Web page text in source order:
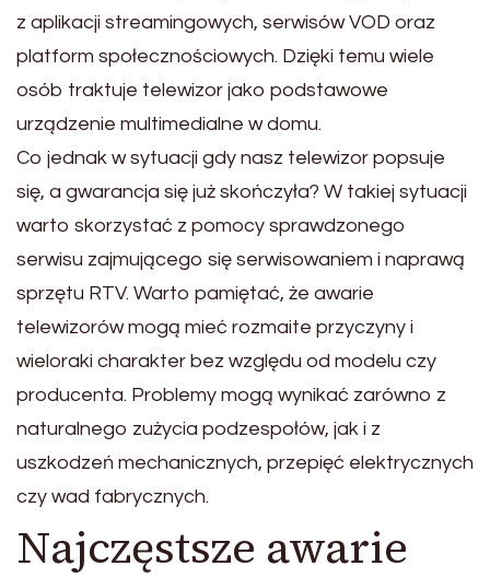
z aplikacji streamingowych, serwisów VOD oraz
platform społecznościowych. Dzięki temu wiele
osób traktuje telewizor jako podstawowe
urządzenie multimedialne w domu.
Co jednak w sytuacji gdy nasz telewizor popsuje
się, a gwarancja się już skończyła? W takiej sytuacji
warto skorzystać z pomocy sprawdzonego
serwisu zajmującego się serwisowaniem i naprawą
sprzętu RTV. Warto pamiętać, że awarie
telewizorów mogą mieć rozmaite przyczyny i
wieloraki charakter bez względu od modelu czy
producenta. Problemy mogą wynikać zarówno z
naturalnego zużycia podzespołów, jak i z
uszkodzeń mechanicznych, przepięć elektrycznych
czy wad fabrycznych.
Najczęstsze awarie